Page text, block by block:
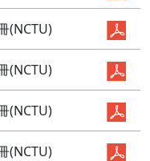
(NCTU)
(NCTU)
(NCTU)
(NCTU)